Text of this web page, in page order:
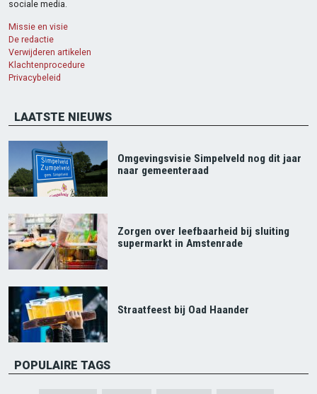
sociale media.
Missie en visie
De redactie
Verwijderen artikelen
Klachtenprocedure
Privacybeleid
LAATSTE NIEUWS
Omgevingsvisie Simpelveld nog dit jaar
naar gemeenteraad
Zorgen over leefbaarheid bij sluiting
supermarkt in Amstenrade
Straatfeest bij Oad Haander
POPULAIRE TAGS